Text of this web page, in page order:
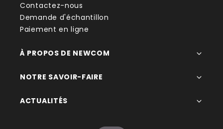
Contactez-nous
Demande d'échantillon
Paiement en ligne
À PROPOS DE NEWCOM
NOTRE SAVOIR-FAIRE
ACTUALITÉS